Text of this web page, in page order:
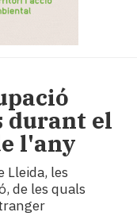
durant el
l'any
Lleida, les
de les quals